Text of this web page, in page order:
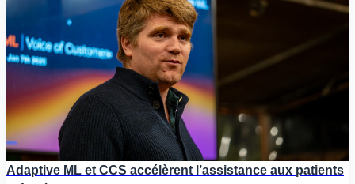
Adaptive ML et CCS accélèrent l’assistance aux patients